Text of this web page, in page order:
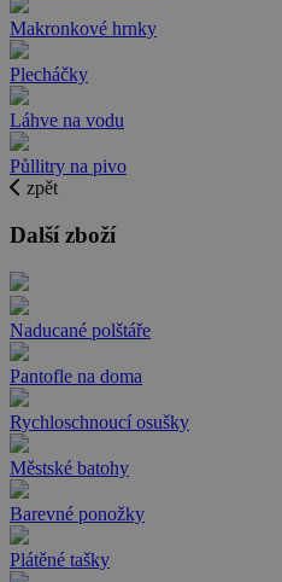
Makronkové hrnky
Plecháčky
Láhve na vodu
Půllitry na pivo
zpět
Další zboží
Naducané polštáře
Pantofle na doma
Rychloschnoucí osušky
Městské batohy
Barevné ponožky
Plátěné tašky